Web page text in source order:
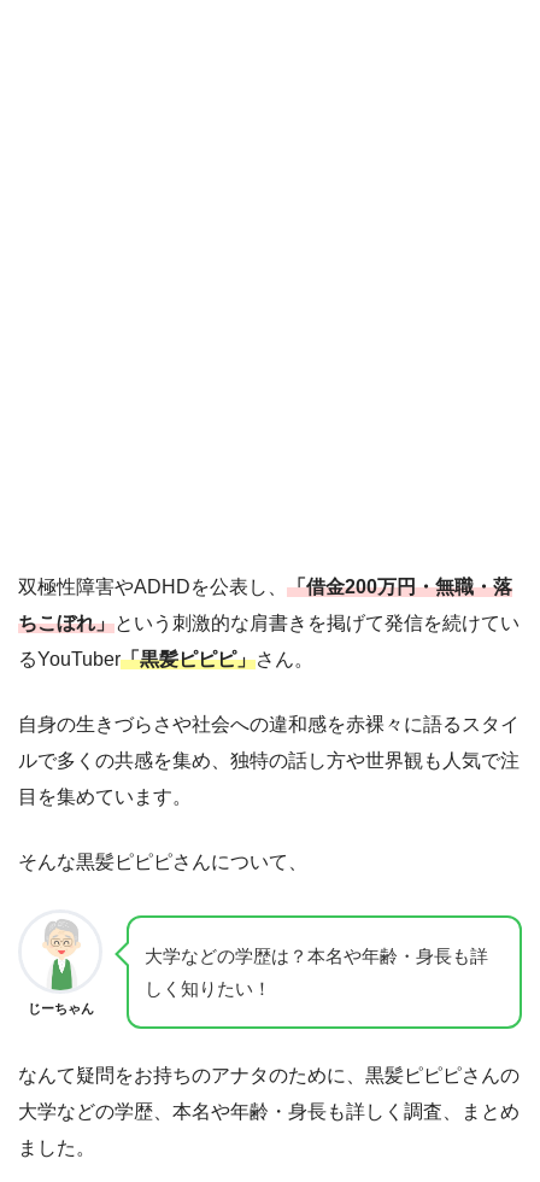
双極性障害やADHDを公表し、 「借金200万円・無職・落
ちこぼれ」という刺激的な肩書きを掲げて発信を続けてい
るYouTuber「黒髪ピピピ」さん。
自身の生きづらさや社会への違和感を赤裸々に語るスタイ
ルで多くの共感を集め、独特の話し方や世界観も人気で注
目を集めています。
そんな黒髪ピピピさんについて、
じーちゃん
大学などの学歴は？本名や年齢・身長も詳
しく知りたい！
なんて疑問をお持ちのアナタのために、黒髪ピピピさんの
大学などの学歴、本名や年齢・身長も詳しく調査、まとめ
ました。